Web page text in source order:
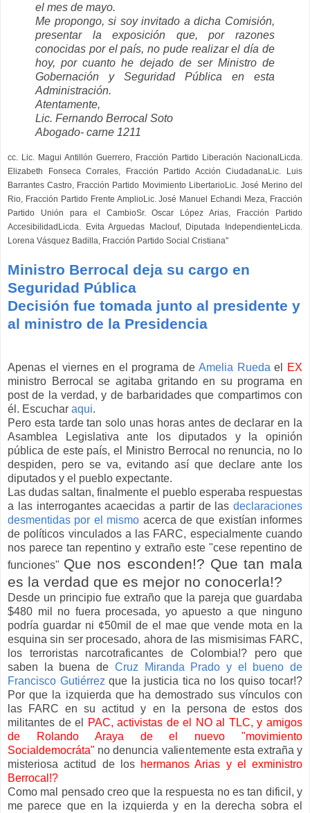
el mes de mayo.
Me propongo, si soy invitado a dicha Comisión,
presentar la exposición que, por razones
conocidas por el país, no pude realizar el día de
hoy, por cuanto he dejado de ser Ministro de
Gobernación y Seguridad Pública en esta
Administración.
Atentamente,
Lic. Fernando Berrocal Soto
Abogado- carne 1211
cc. Lic. Magui Antillón Guerrero, Fracción Partido Liberación NacionalLicda.
Elizabeth Fonseca Corrales, Fracción Partido Acción CiudadanaLic. Luis
Barrantes Castro, Fracción Partido Movimiento LibertarioLic. José Merino del
Rio, Fracción Partido Frente AmplioLic. José Manuel Echandi Meza, Fracción
Partido Unión para el CambioSr. Oscar López Arias, Fracción Partido
AccesibilidadLicda. Evita Arguedas Maclouf, Diputada IndependienteLicda.
Lorena Vásquez Badilla, Fracción Partido Social Cristiana"
Ministro Berrocal deja su cargo en
Seguridad Pública
Decisión fue tomada junto al presidente y
al ministro de la Presidencia
Apenas el viernes en el programa de Amelia Ruedael
EX
ministro Berrocal se agitaba gritando en su programa en
post de la verdad, y de barbaridades que compartimos con
él. Escuchar aqui.
Pero esta tarde tan solo unas horas antes de declarar en la
Asamblea Legislativa ante los diputados y la opinión
pública de este país, el Ministro Berrocal no renuncia, no lo
despiden, pero se va, evitando así que declare ante los
diputados y el pueblo expectante.
Las dudas saltan, finalmente el pueblo esperaba respuestas
a las interrogantes acaecidas a partir de las declaraciones
desmentidas por el mismo acerca de que existían informes
de políticos vinculados a las FARC, especialmente cuando
nos parece tan repentino y extraño este "cese repentino de
funciones" Que nos esconden!? Que tan mala
es la verdad que es mejor no conocerla!?
Desde un principio fue extraño que la pareja que guardaba
$480 mil no fuera procesada, yo apuesto a que ninguno
podría guardar ni ¢50mil de el mae que vende mota en la
esquina sin ser procesado, ahora de las mismisimas FARC,
los terroristas narcotraficantes de Colombia!? pero que
saben la buena de Cruz Miranda Prado y el bueno de
Francisco Gutiérrezque la justicia tica no los quiso tocar!?
Por que la izquierda que ha demostrado sus vínculos con
las FARC en su actitud y en la persona de estos dos
militantes de el
PAC, activistas de el NO al TLC, y amigos
de Rolando Araya de el nuevo "movimiento
Socialdemocráta" no denuncia valientemente esta extraña y
misteriosa actitud de los hermanos Arias y el exministro
Berrocal!?
Como mal pensado creo que la respuesta no es tan dificil, y
me parece que en la izquierda y en la derecha sobra el